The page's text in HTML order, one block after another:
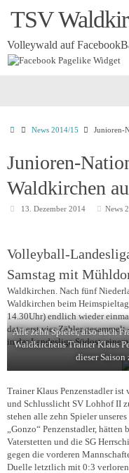
InhaltTSV
Volleywald auf Facebook
Startseite
News 2014/15 Junioren-
Junioren-
Waldkirchen
13. Dezember 2014 News
Volleyball-
Samstag mit
Waldkirchen. Nach fünf
Waldkirchen beim
14.30Uhr) endlich wieder
dato erst vier Zähler
in der Landesliga Südost,
Alle zehn Spieler, also auch
Waldkirchens Trainer Klaus
dieser
Trainer Klaus Penzenstadler
und Schlusslicht SV Lohhof II
stehen alle zehn Spieler
„Gonzo“ Penzenstadler,
Vaterstetten und die SG
gegen die vorderen
Duelle letztlich mit 0:3